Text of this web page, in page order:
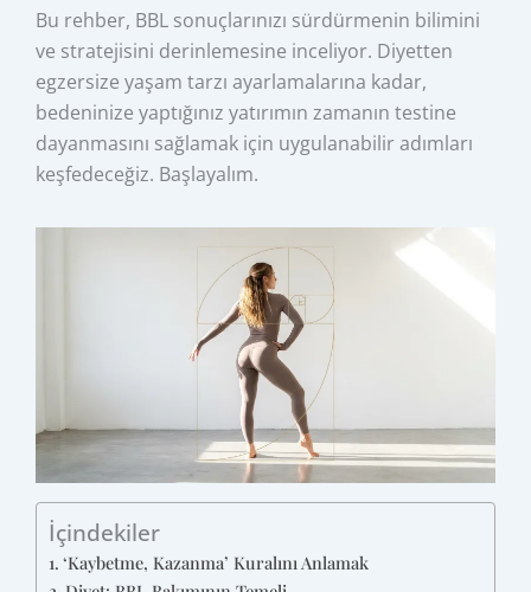
Bu rehber, BBL sonuçlarınızı sürdürmenin bilimini
ve stratejisini derinlemesine inceliyor. Diyetten
egzersize yaşam tarzı ayarlamalarına kadar,
bedeninize yaptığınız yatırımın zamanın testine
dayanmasını sağlamak için uygulanabilir adımları
keşfedeceğiz. Başlayalım.
İçindekiler
‘Kaybetme, Kazanma’ Kuralını Anlamak